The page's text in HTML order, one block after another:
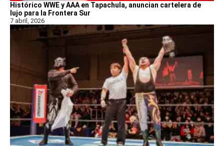
Histórico WWE y AAA en Tapachula, anuncian cartelera de
lujo para la Frontera Sur
7 abril, 2026